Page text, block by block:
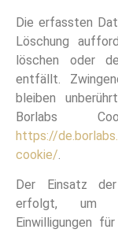
Die erfassten
Löschung
löschen oder
entfällt.
bleiben
Borlabs
https://
cookie/.
Der Einsatz der
erfolgt, um
Einwilligungen